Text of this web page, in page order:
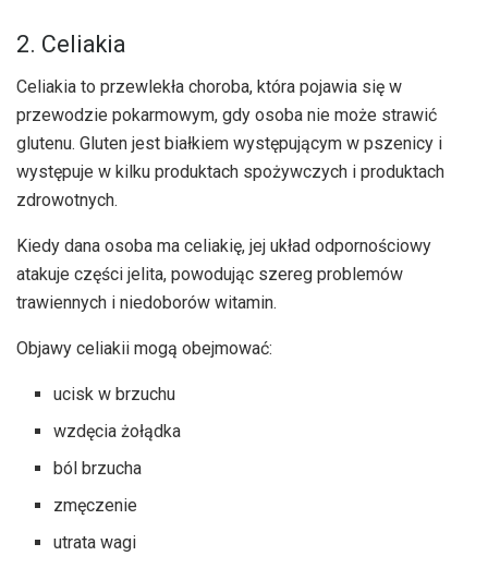
2. Celiakia
Celiakia to przewlekła choroba, która pojawia się w
przewodzie pokarmowym, gdy osoba nie może strawić
glutenu. Gluten jest białkiem występującym w pszenicy i
występuje w kilku produktach spożywczych i produktach
zdrowotnych.
Kiedy dana osoba ma celiakię, jej układ odpornościowy
atakuje części jelita, powodując szereg problemów
trawiennych i niedoborów witamin.
Objawy celiakii mogą obejmować:
ucisk w brzuchu
wzdęcia żołądka
ból brzucha
zmęczenie
utrata wagi